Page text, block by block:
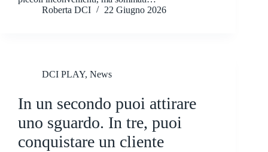
Roberta DCI
22 Giugno 2026
DCI PLAY, News
In un secondo puoi attirare
uno sguardo. In tre, puoi
conquistare un cliente